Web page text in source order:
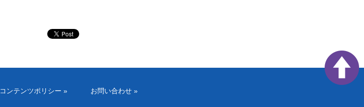
コンテンツポリシー » お問い合わせ »